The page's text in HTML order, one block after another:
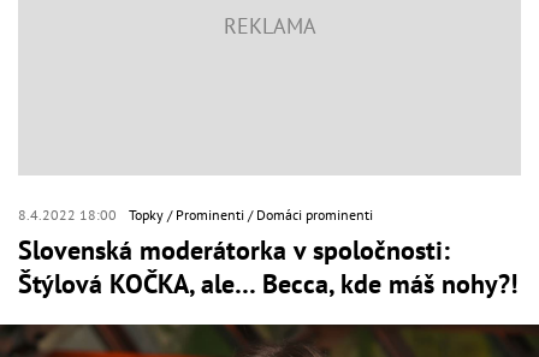
8.4.2022 18:00 Topky Prominenti Domáci prominenti
Slovenská moderátorka v spoločnosti:
Štýlová KOČKA, ale… Becca, kde máš nohy?!